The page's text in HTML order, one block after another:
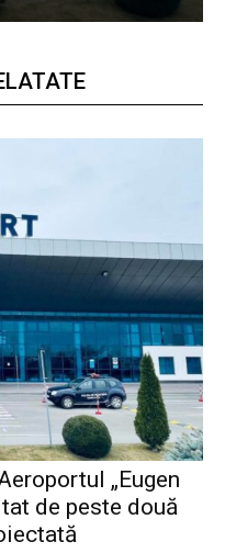
„Eugen
de peste două